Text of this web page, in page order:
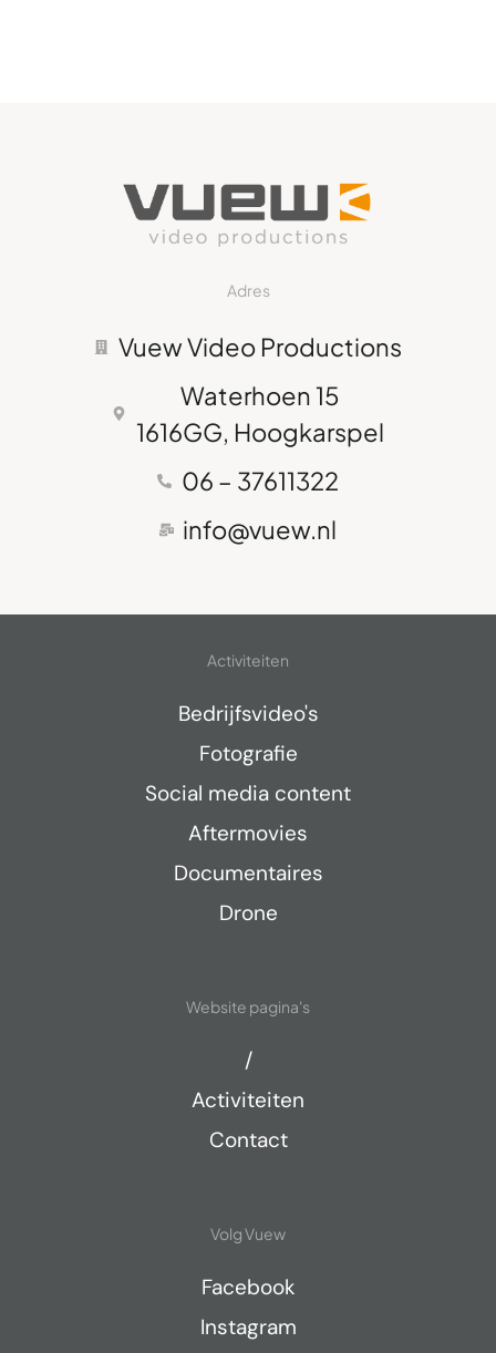
Adres
Vuew Video Productions
Waterhoen 15
1616GG, Hoogkarspel
06 – 37611322
info@vuew.nl
Activiteiten
Bedrijfsvideo's
Fotografie
Social media content
Aftermovies
Documentaires
Drone
Website pagina's
/
Activiteiten
Contact
Volg Vuew
Facebook
Instagram